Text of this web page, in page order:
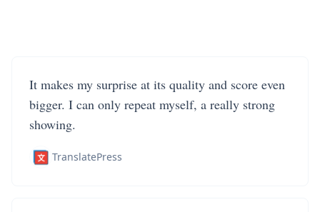
It makes my surprise at its quality and score even
bigger. I can only repeat myself, a really strong
showing.
TranslatePress